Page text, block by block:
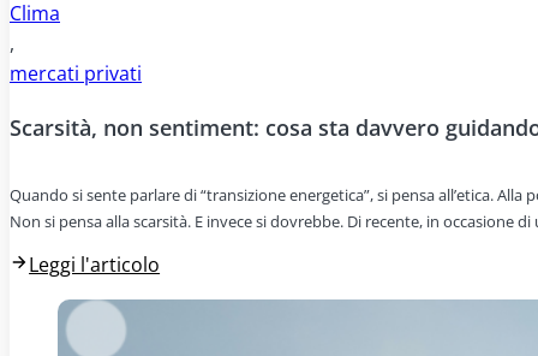
Clima
,
mercati privati
Scarsità, non sentiment: cosa sta davvero
Quando si sente parlare di “transizione energetica”, si pensa all’etica.
Non si pensa alla scarsità. E invece si dovrebbe. Di recente, in
Leggi l'articolo